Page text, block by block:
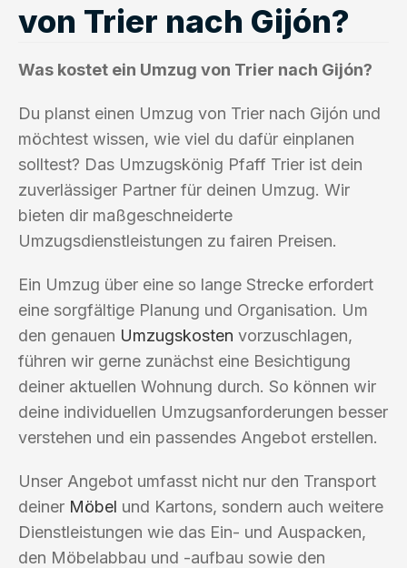
von Trier nach Gijón?
Was kostet ein Umzug von Trier nach Gijón?
Du planst einen Umzug von Trier nach Gijón und
möchtest wissen, wie viel du dafür einplanen
solltest? Das Umzugskönig Pfaff Trier ist dein
zuverlässiger Partner für deinen Umzug. Wir
bieten dir maßgeschneiderte
Umzugsdienstleistungen zu fairen Preisen.
Ein Umzug über eine so lange Strecke erfordert
eine sorgfältige Planung und Organisation. Um
den genauen Umzugskosten vorzuschlagen,
führen wir gerne zunächst eine Besichtigung
deiner aktuellen Wohnung durch. So können wir
deine individuellen Umzugsanforderungen besser
verstehen und ein passendes Angebot erstellen.
Unser Angebot umfasst nicht nur den Transport
deiner Möbel und Kartons, sondern auch weitere
Dienstleistungen wie das Ein- und Auspacken,
den Möbelabbau und -aufbau sowie den